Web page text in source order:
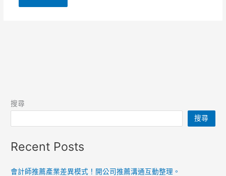
搜尋
搜尋
Recent Posts
會計師推薦產業差異模式！開公司推薦溝通互動整理。